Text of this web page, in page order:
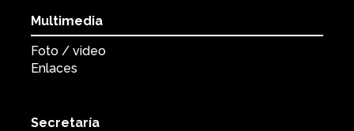
Multimedia
Foto / video
Enlaces
Secretaría